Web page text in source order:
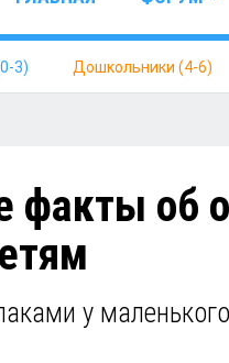
3) Дошкольники (4-6)
факты об
у